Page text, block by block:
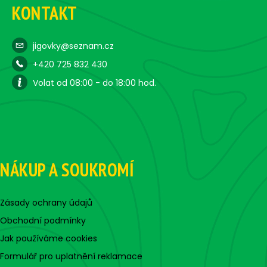
KONTAKT
jigovky@seznam.cz
+420 725 832 430
Volat od 08:00 - do 18:00 hod.
NÁKUP A SOUKROMÍ
Zásady ochrany údajů
Obchodní podmínky
Jak používáme cookies
Formulář pro uplatnění reklamace